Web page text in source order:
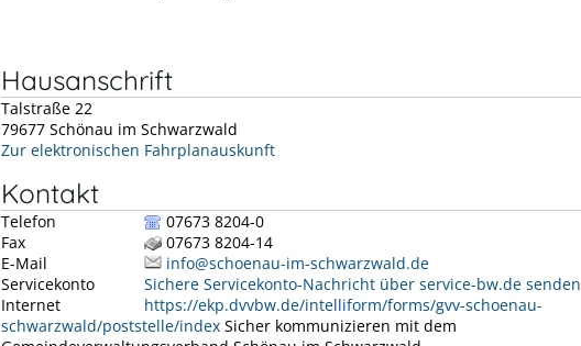
Hausanschrift
Talstraße 22
79677 Schönau im Schwarzwald
Zur elektronischen Fahrplanauskunft
Kontakt
Telefon
07673 8204-0
Fax
07673 8204-14
E-Mail
info@schoenau-im-schwarzwald.de
Servicekonto
Sichere Servicekonto-Nachricht über service-bw.de senden
Internet
https://ekp.dvvbw.de/intelliform/forms/gvv-schoenau-
schwarzwald/poststelle/index Sicher kommunizieren mit dem